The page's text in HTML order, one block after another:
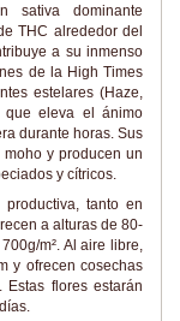
sativa dominante
THC alrededor del
a su inmenso
de la High Times
estelares (Haze,
que eleva el ánimo
durante horas. Sus
y producen un
y cítricos.
tanto en
a alturas de 80-
m². Al aire libre,
y ofrecen cosechas
flores estarán